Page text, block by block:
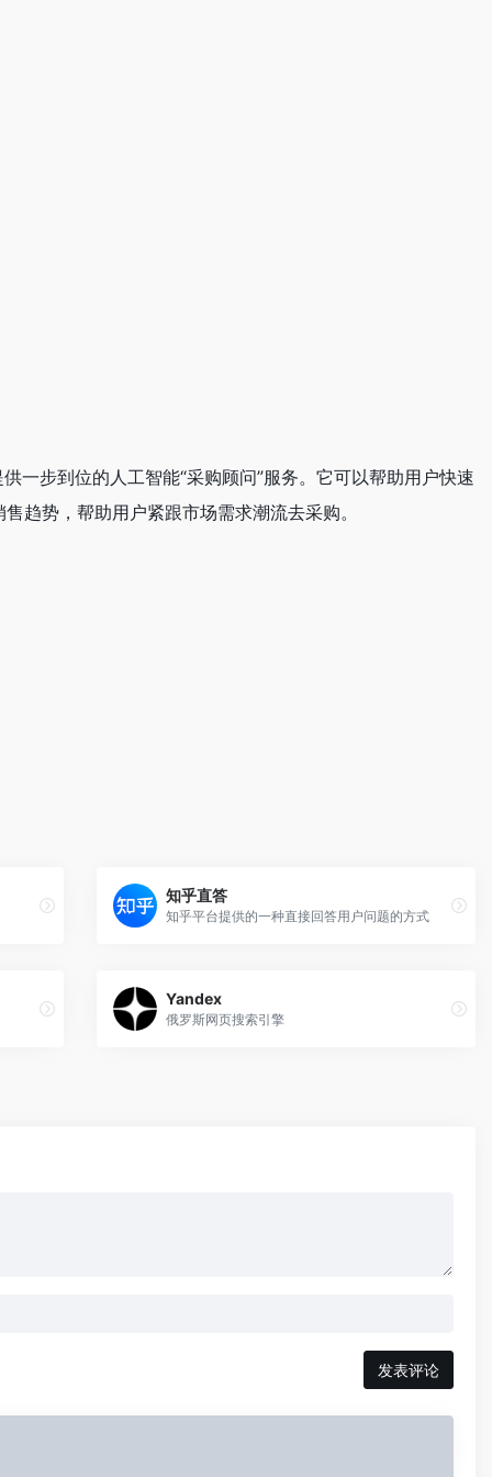
一步到位的人工智能“采购顾问”服务。它可以帮助用户快速
趋势，帮助用户紧跟市场需求潮流去采购。
知乎直答
知乎平台提供的一种直接回答用户问题的方式
Yandex
俄罗斯网页搜索引擎
发表评论